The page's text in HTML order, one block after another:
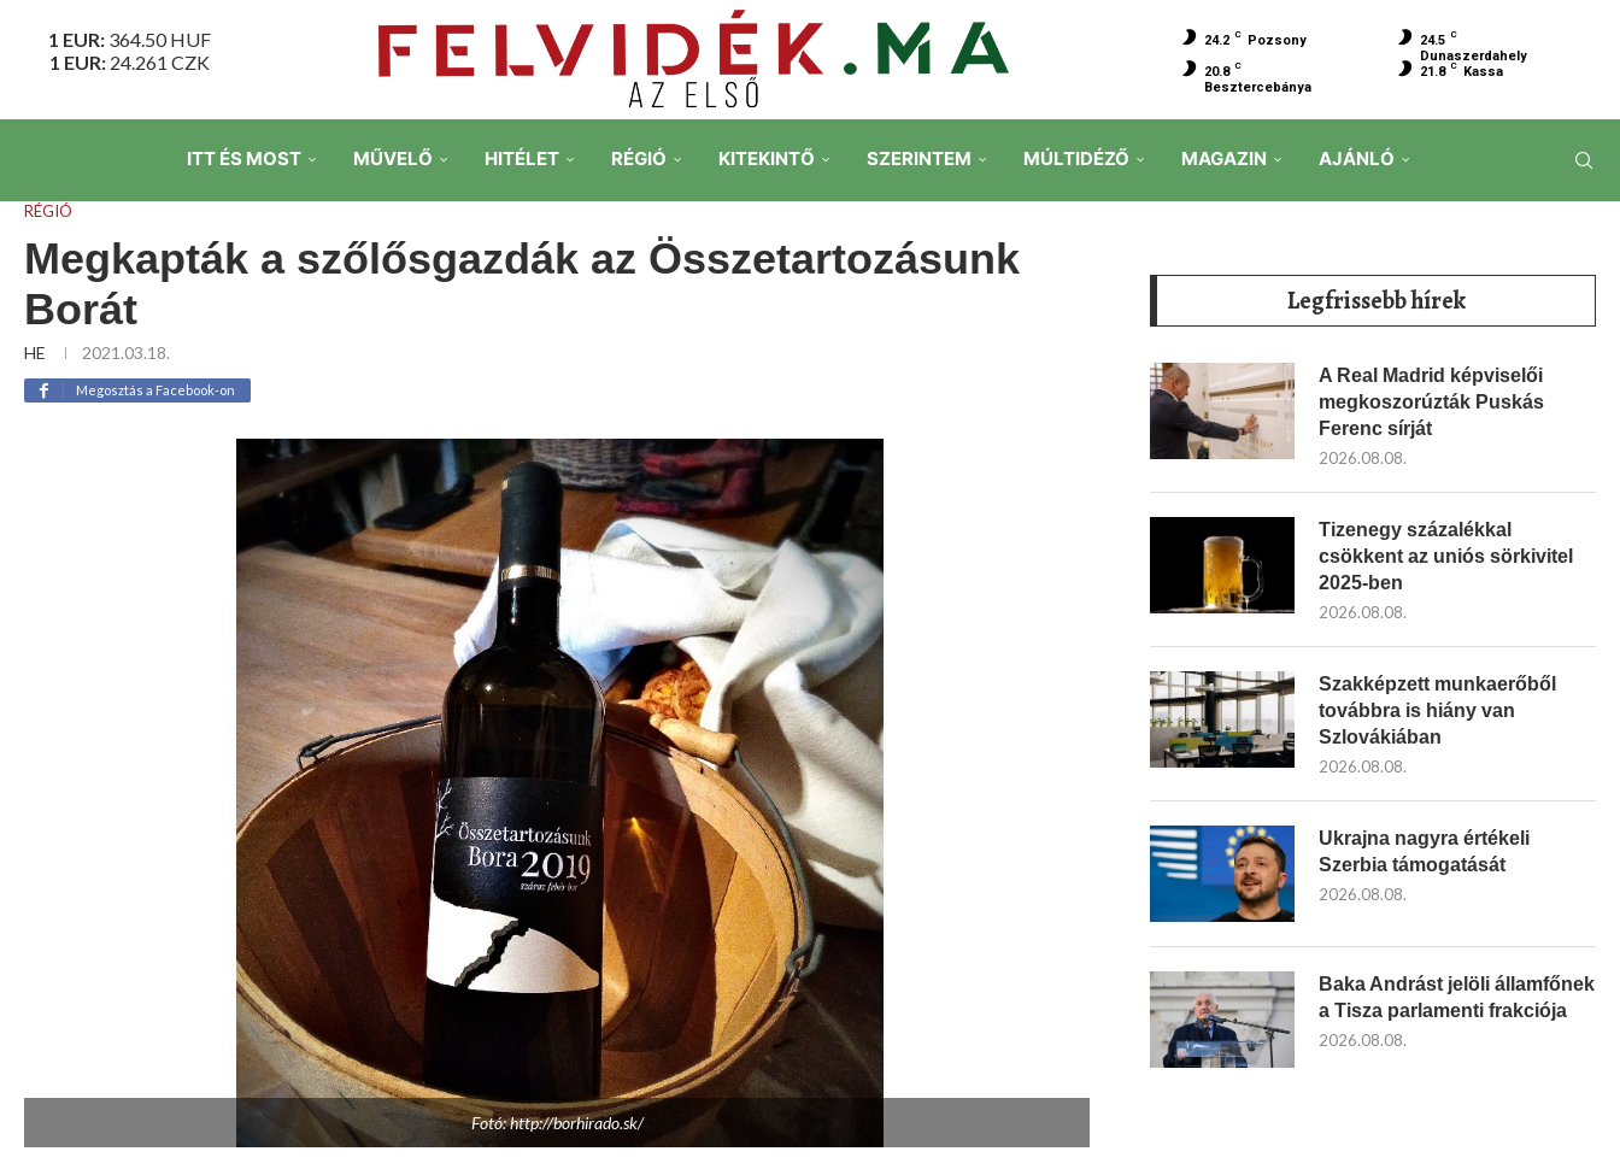
1 EUR: 364.50HUF
1 EUR: 24.261 CZK
24.2 C Pozsony 24.5 C
Dunaszerdahely
20.8 C
Besztercebánya
21.8 C Kassa
ITT ÉS MOST MŰVELŐ HITÉLET RÉGIÓ KITEKINTŐ SZERINTEM MÚLTIDÉZŐ MAGAZIN AJÁNLÓ
RÉGIÓ
Megkapták a szőlősgazdák az Összetartozásunk
Borát
HE 2021.03.18.
Megosztás a Facebook-on
Fotó: http://borhirado.sk/
Legfrissebb hírek
A Real Madrid képviselői
megkoszorúzták Puskás
Ferenc sírját
2026.08.08.
Tizenegy százalékkal
csökkent az uniós sörkivitel
2025-ben
2026.08.08.
Szakképzett munkaerőből
továbbra is hiány van
Szlovákiában
2026.08.08.
Ukrajna nagyra értékeli
Szerbia támogatását
2026.08.08.
Baka Andrást jelöli államfőnek
a Tisza parlamenti frakciója
2026.08.08.